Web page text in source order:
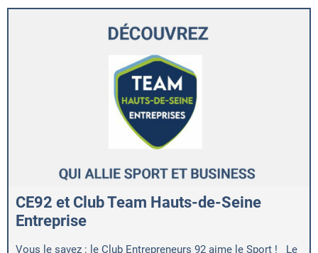
CE92 et Club Team Hauts-de-Seine
Entreprise
Vous le savez : le Club Entrepreneurs 92 aime le Sport ! Le